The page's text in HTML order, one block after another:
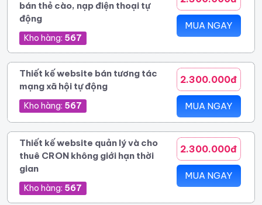
bán thẻ cào, nạp điện thoại tự
động
Kho hàng: 567
MUA NGAY
Thiết kế website bán tương tác
mạng xã hội tự động
Kho hàng: 567
2.300.000đ
MUA NGAY
Thiết kế website quản lý và cho
thuê CRON không giới hạn thời
gian
Kho hàng: 567
2.300.000đ
MUA NGAY